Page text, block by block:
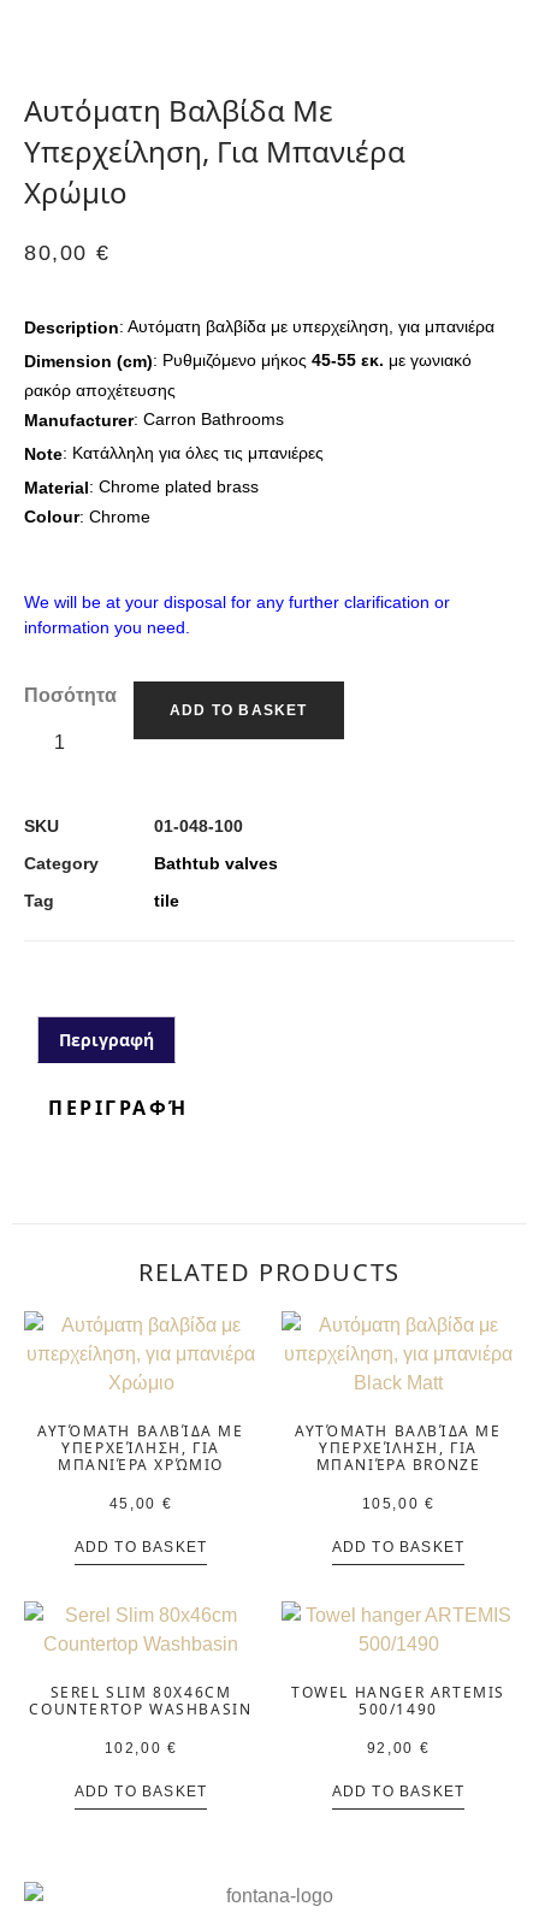
Αυτόματη Βαλβίδα Με
Υπερχείληση, Για Μπανιέρα
Χρώμιο
80,00 €
Description: Αυτόματη βαλβίδα με υπερχείληση, για μπανιέρα
Dimension (cm): Ρυθμιζόμενο μήκος 45-55 εκ. με γωνιακό
ρακόρ αποχέτευσης
Manufacturer: Carron Bathrooms
Note: Κατάλληλη για όλες τις μπανιέρες
Material: Chrome plated brass
Colour: Chrome
We will be at your disposal for any further clarification or
information you need.
Ποσότητα
ADD TO BASKET
SKU
01-048-100
Category
Bathtub valves
Tag
tile
Περιγραφή
ΠΕΡΙΓΡΑΦΉ
RELATED PRODUCTS
ΑΥΤΌΜΑΤΗ ΒΑΛΒΊΔΑ ΜΕ
ΥΠΕΡΧΕΊΛΗΣΗ, ΓΙΑ
ΜΠΑΝΙΈΡΑ ΧΡΏΜΙΟ
45,00 €
ADD TO BASKET
ΑΥΤΌΜΑΤΗ ΒΑΛΒΊΔΑ ΜΕ
ΥΠΕΡΧΕΊΛΗΣΗ, ΓΙΑ
ΜΠΑΝΙΈΡΑ BRONZE
105,00 €
ADD TO BASKET
SEREL SLIM 80X46CM
COUNTERTOP WASHBASIN
102,00 €
ADD TO BASKET
TOWEL HANGER ARTEMIS
500/1490
92,00 €
ADD TO BASKET